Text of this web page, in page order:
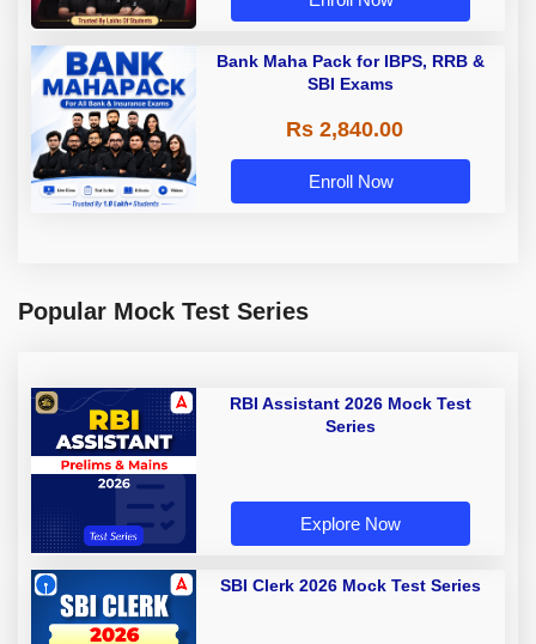
Bank Maha Pack for IBPS, RRB &
SBI Exams
Rs 2,840.00
Enroll Now
Popular Mock Test Series
RBI Assistant 2026 Mock Test
Series
Explore Now
SBI Clerk 2026 Mock Test Series